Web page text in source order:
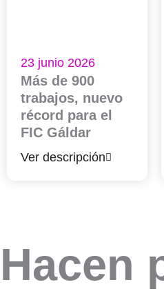
23 junio 2026
Más de 900
trabajos, nuevo
récord para el
FIC Gáldar
Ver descripción
Hacen